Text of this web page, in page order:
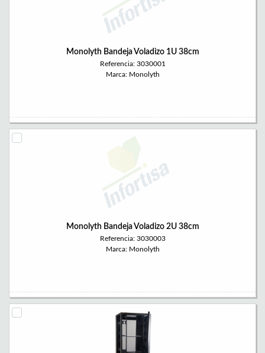
Monolyth Bandeja Voladizo 1U 38cm
Referencia: 3030001
Marca: Monolyth
Monolyth Bandeja Voladizo 2U 38cm
Referencia: 3030003
Marca: Monolyth